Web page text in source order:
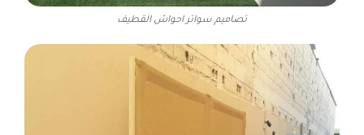
تصاميم سواتر احواش القطيف